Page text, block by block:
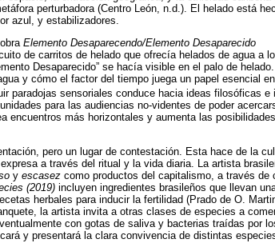
perturbadora (Centro León, n.d.). El helado está
azul, y estabilizadores.
Elemento Desaparecendo/Elemento Desaparecido
de carritos de helado que ofrecía helados de agua a
Desaparecido” se hacía visible en el palo de
y cómo el factor del tiempo juega un papel esencial en
paradojas sensoriales conduce hacia ideas filosóficas e
para las audiencias no-videntes de poder
encuentros más horizontales y aumenta las posibilidades
pero un lugar de contestación. Esta hace de la
a través del ritual y la vida diaria. La artista
y escasez como productos del capitalismo, a través de
(2019) incluyen ingredientes brasileños que llevan
herbales para inducir la fertilidad (Prado de O.
la artista invita a otras clases de especies a
con gotas de saliva y bacterias traídas por
y presentará la clara convivencia de distintas